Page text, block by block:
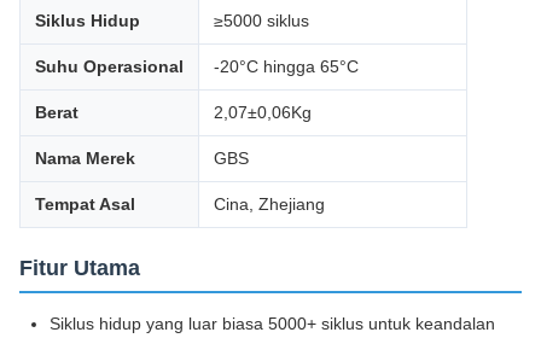
Siklus Hidup ≥5000 siklus
Suhu Operasional -20°C hingga 65°C
Berat 2,07±0,06Kg
Nama Merek GBS
Tempat Asal Cina, Zhejiang
Fitur Utama
Siklus hidup yang luar biasa 5000+ siklus untuk keandalan